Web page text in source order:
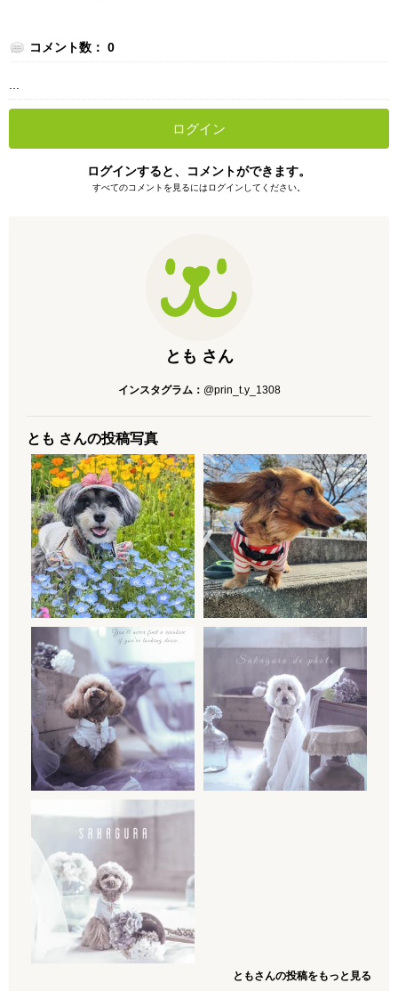
コメント数： 0
ログイン
ログインすると、コメントができます。
すべてのコメントを見るにはログインしてください。
とも さん
インスタグラム： @prin_t.y_1308
とも さんの投稿写真
ともさんの投稿をもっと見る